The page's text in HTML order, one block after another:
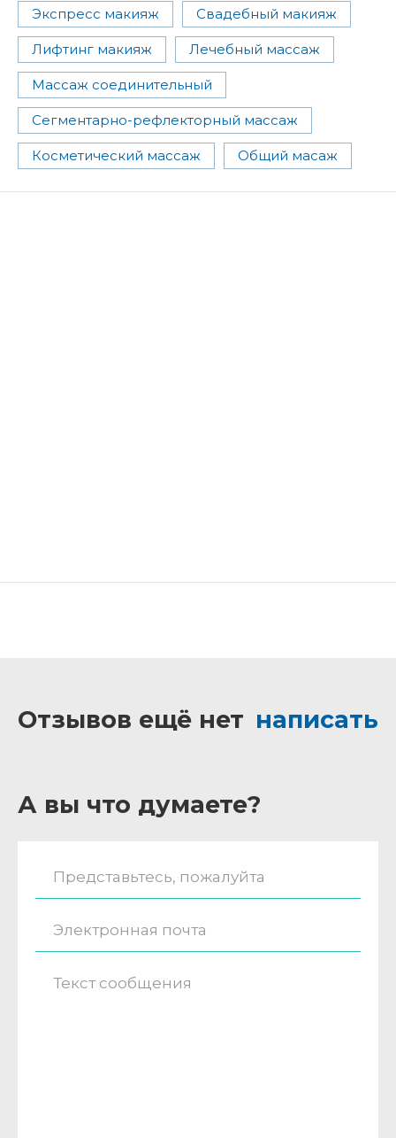
Экспресс макияж Свадебный макияж
Лифтинг макияж Лечебный массаж
Массаж соединительный
Сегментарно-рефлекторный массаж
Косметический массаж Общий масаж
Отзывов ещё нет написать
А вы что думаете?